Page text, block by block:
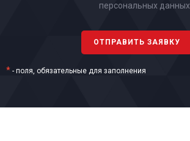
персональных данных
* - поля, обязательные для заполнения